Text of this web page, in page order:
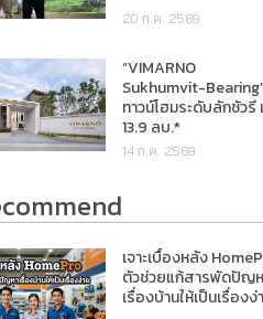
20 ก.ค. 2569
“VIMARNO
Sukhumvit-
ทาวน์โฮมระดับลักชัวรี
13.9 ลบ.*
14 ก.ค. 2569
เจาะเบื้องหลัง
ตัวช่วยแก้สารพัดปัญ
เรื่องบ้านให้เป็นเรื่องง่